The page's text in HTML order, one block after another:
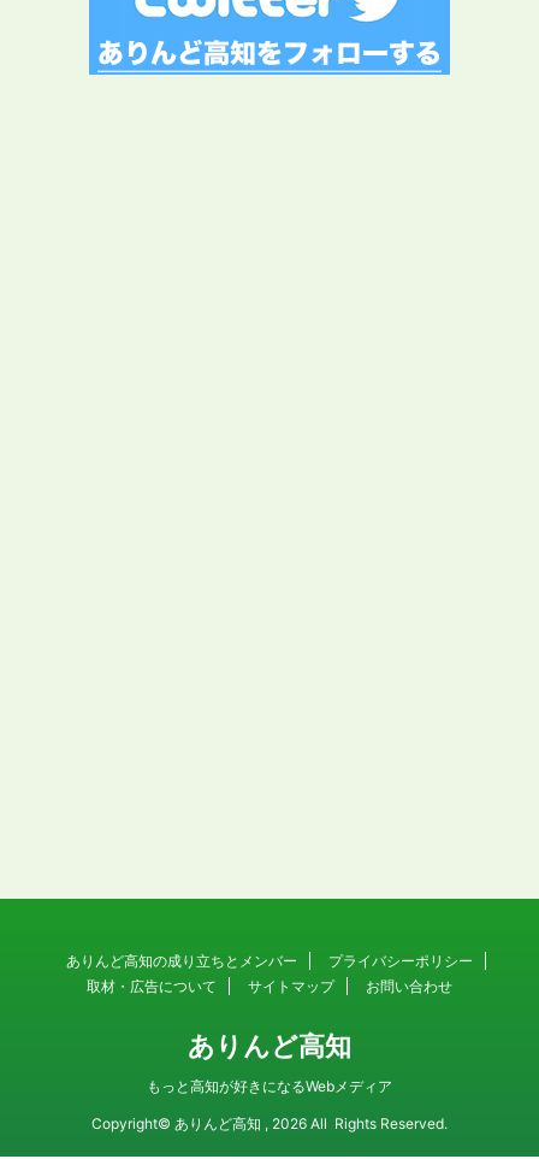
ありんど高知の成り立ちとメンバー
プライバシーポリシー
取材・広告について
サイトマップ お問い合わせ
ありんど高知
もっと高知が好きになるWebメディア
Copyright© ありんど高知 , 2026 All Rights Reserved.